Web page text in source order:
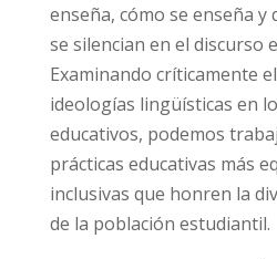
enseña, cómo se enseña y
se silencian en el discurso
Examinando críticamente
ideologías lingüísticas en
educativos, podemos
prácticas educativas más
inclusivas que honren la
de la población estudiantil.